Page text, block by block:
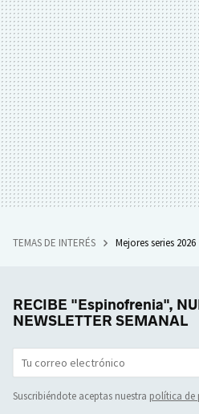
TEMAS DE INTERÉS Mejores series 2026
RECIBE "Espinofrenia",
NEWSLETTER SEMANAL
Suscribiéndote aceptas nuestra política de